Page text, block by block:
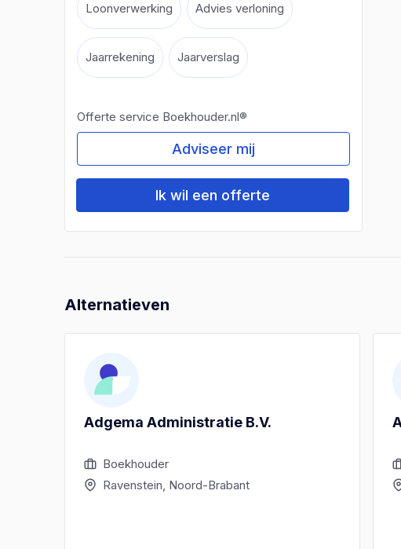
Loonverwerking Advies verloning
Jaarrekening Jaarverslag
Offerte service Boekhouder.nl®
Adviseer mij
Ik wil een offerte
Alternatieven
Adgema Administratie B.V.
Boekhouder
Ravenstein, Noord-Brabant